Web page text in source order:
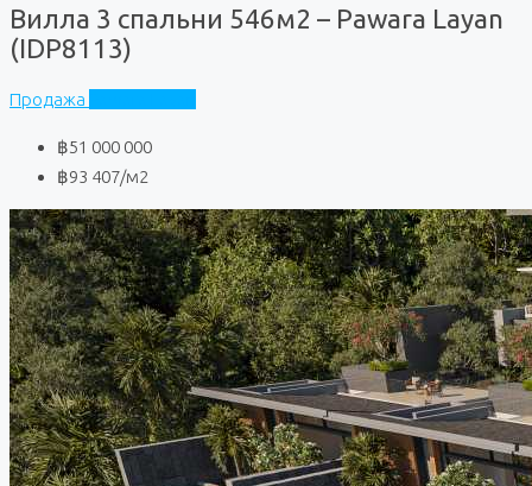
Вилла 3 спальни 546м2 – Pawara Layan
(IDP8113)
Продажа
฿51 000 000
฿93 407/м2